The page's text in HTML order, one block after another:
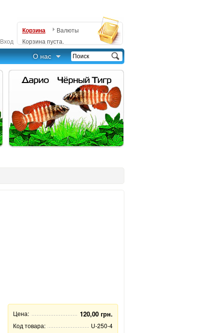
Валюты
Корзина
Корзина пуста.
Вход
О нас
Цена: 120,00 грн.
Код товара:
U-250-4